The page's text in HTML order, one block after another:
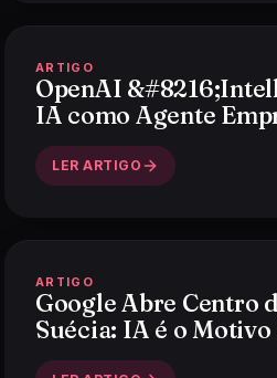
ARTIGO
OpenAI
IA como Agente
LER ARTIGO
ARTIGO
Google Abre Centro
Suécia: IA é o Motivo